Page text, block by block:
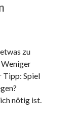
zu
Tipp: Spiel
nötig ist.